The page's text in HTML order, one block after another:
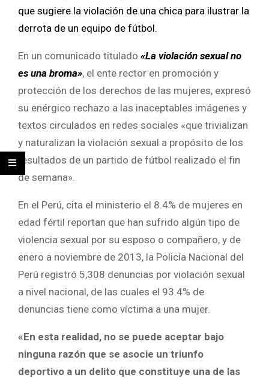
que sugiere la violación de una chica para ilustrar la
derrota de un equipo de fútbol.
En un comunicado titulado «La violación sexual no
es una broma», el ente rector en promoción y
protección de los derechos de las mujeres, expresó
su enérgico rechazo a las inaceptables imágenes y
textos circulados en redes sociales «que trivializan
y naturalizan la violación sexual a propósito de los
resultados de un partido de fútbol realizado el fin
de semana».
En el Perú, cita el ministerio el 8.4% de mujeres en
edad fértil reportan que han sufrido algún tipo de
violencia sexual por su esposo o compañero, y de
enero a noviembre de 2013, la Policía Nacional del
Perú registró 5,308 denuncias por violación sexual
a nivel nacional, de las cuales el 93.4% de
denuncias tiene como víctima a una mujer.
«En esta realidad, no se puede aceptar bajo
ninguna razón que se asocie un triunfo
deportivo a un delito que constituye una de las